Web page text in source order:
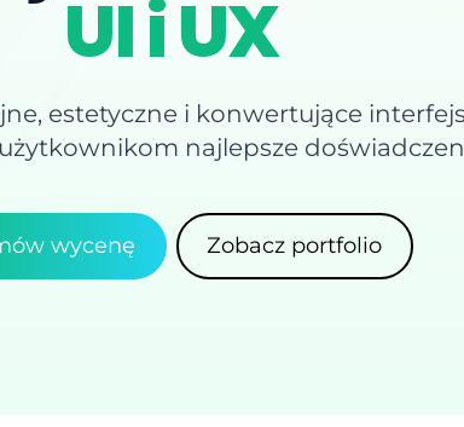
UI i UX
estetyczne i konwertujące
najlepsze
wycenę Zobacz portfolio